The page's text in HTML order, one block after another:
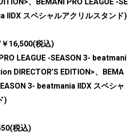
IIDX スペシャルアクリルスタンド)
16,500(税込)
LEAGUE -SEASON 3- beatmani
DIRECTOR’S EDITION>、BEMA
3- beatmania IIDX スペシャ
)
税込)